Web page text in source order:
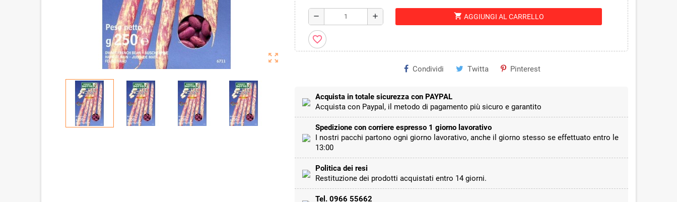
zoom_out_map
remove add shopping_cart AGGIUNGI AL CARRELLO
favorite_border
Condividi Twitta Pinterest
Acquista in totale sicurezza con PAYPAL
Acquista con Paypal, il metodo di pagamento più sicuro e garantito
Spedizione con corriere espresso 1 giorno lavorativo
I nostri pacchi partono ogni giorno lavorativo, anche il giorno stesso se effettuato entro le
13:00
Politica dei resi
Restituzione dei prodotti acquistati entro 14 giorni.
Tel. 0966 55662